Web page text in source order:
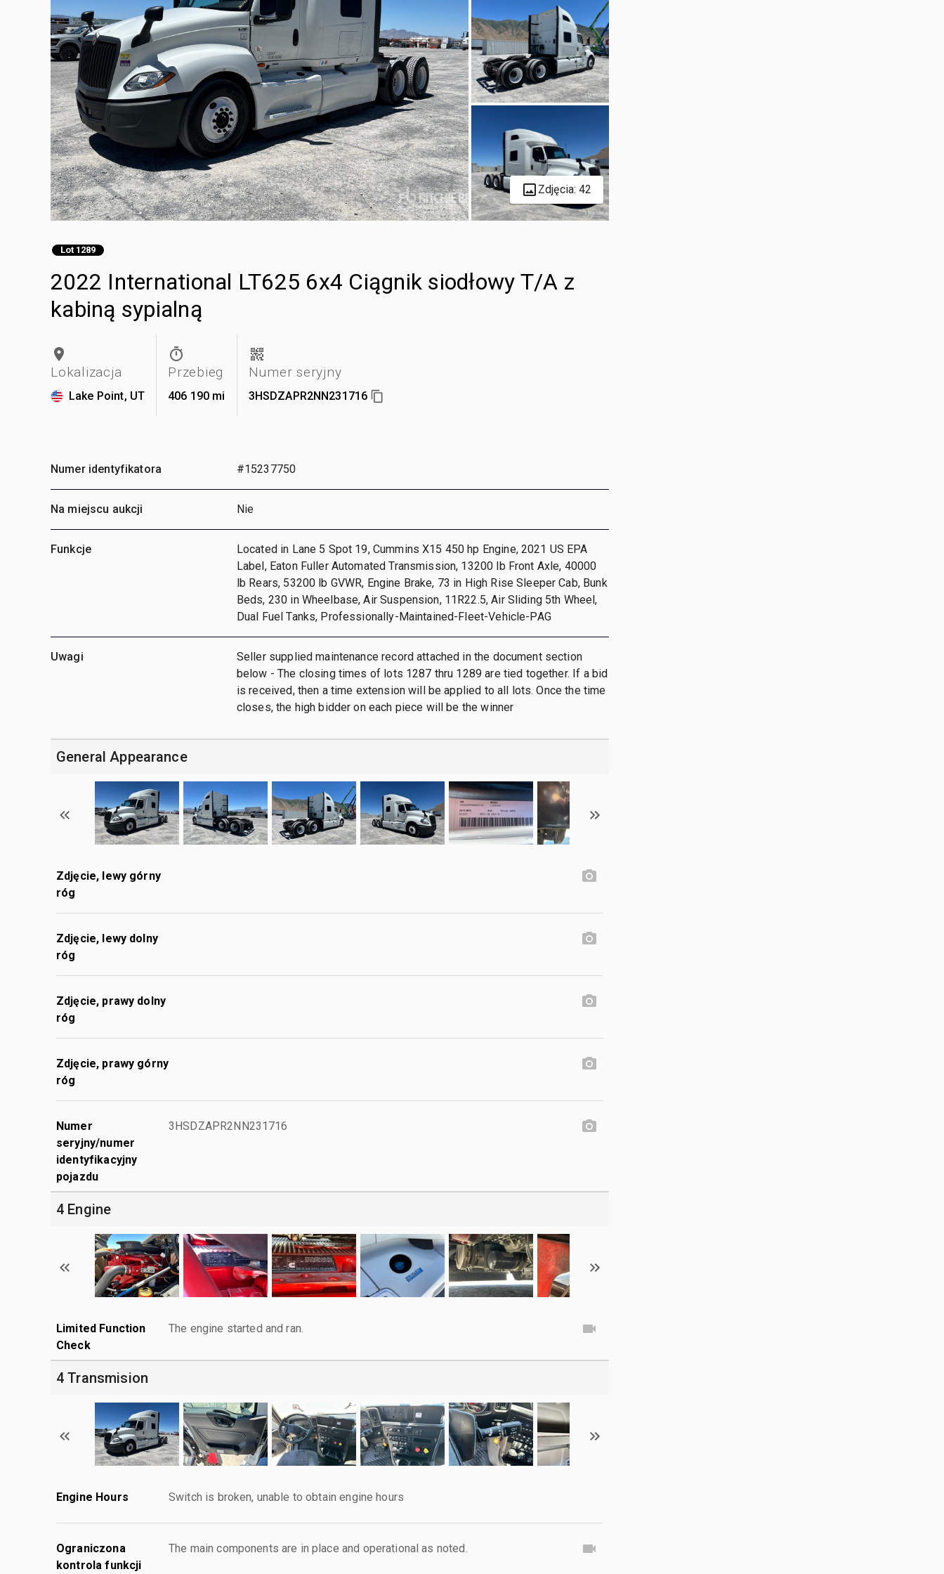
Zdjęcia: 42
Lot 1289
2022 International LT625 6x4 Ciągnik siodłowy T/A z
kabiną sypialną
Lokalizacja
Lake Point, UT
Przebieg
406 190 mi
Numer seryjny
3HSDZAPR2NN231716
Numer identyfikatora #15237750
Na miejscu aukcji Nie
Funkcje
Located in Lane 5 Spot 19, Cummins X15 450 hp Engine, 2021 US EPA
Label, Eaton Fuller Automated Transmission, 13200 lb Front Axle, 40000
lb Rears, 53200 lb GVWR, Engine Brake, 73 in High Rise Sleeper Cab, Bunk
Beds, 230 in Wheelbase, Air Suspension, 11R22.5, Air Sliding 5th Wheel,
Dual Fuel Tanks, Professionally-Maintained-Fleet-Vehicle-PAG
Uwagi
Seller supplied maintenance record attached in the document section
below - The closing times of lots 1287 thru 1289 are tied together. If a bid
is received, then a time extension will be applied to all lots. Once the time
closes, the high bidder on each piece will be the winner
General Appearance
Zdjęcie, lewy górny
róg
Zdjęcie, lewy dolny
róg
Zdjęcie, prawy dolny
róg
Zdjęcie, prawy górny
róg
Numer
seryjny/numer
identyfikacyjny
pojazdu
3HSDZAPR2NN231716
4 Engine
Limited Function
Check
The engine started and ran.
4 Transmision
Engine Hours Switch is broken, unable to obtain engine hours
Ograniczona
kontrola funkcji
The main components are in place and operational as noted.